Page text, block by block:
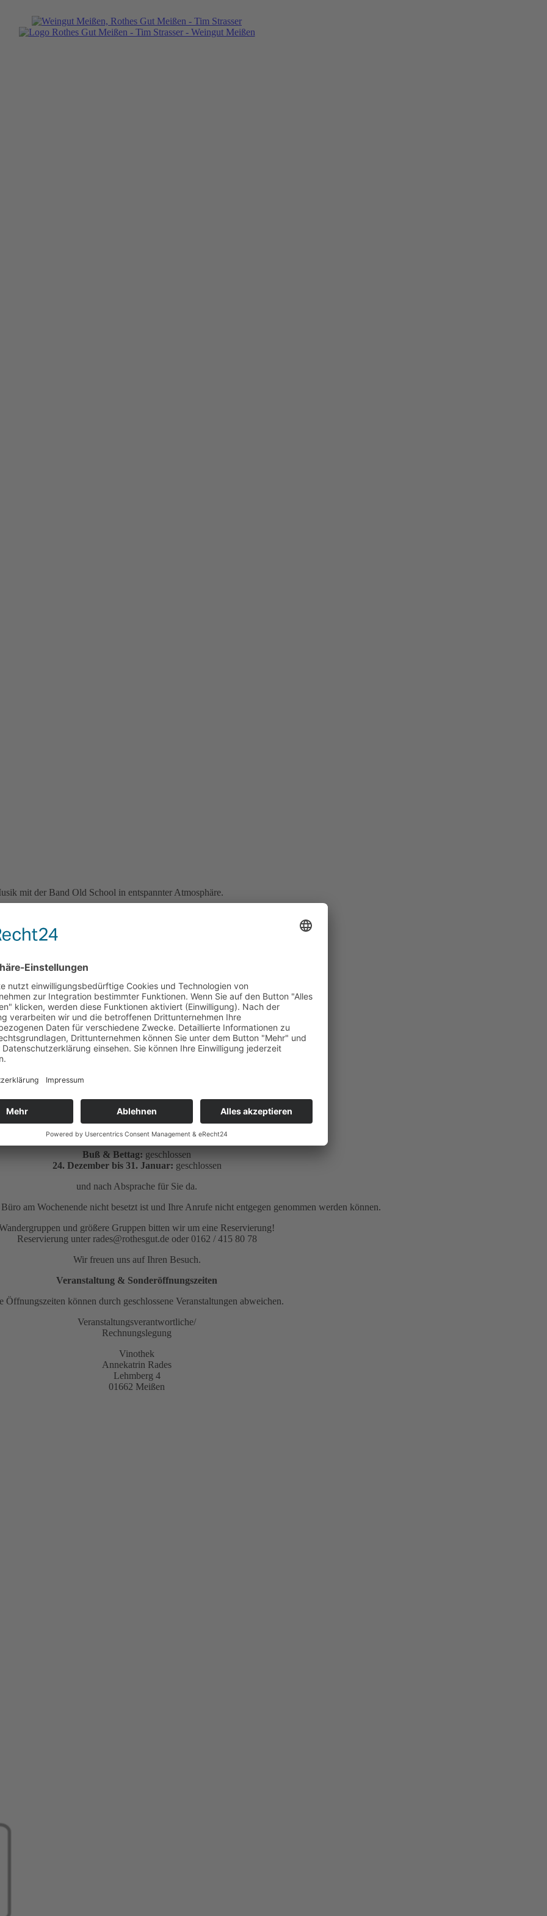
mit der Band Old School in entspannter Atmosphäre.
auch Familien mit Kindern .
gesorgt.
Mo.:10:00 – 16:00 Uhr
Di. – Mi.:geschlossen
Do. – Sa.:10:00 – 16:00 Uhr
So. & Feiertag:11:00 – 16:00 Uhr
Buß & Bettag: geschlossen
24. Dezember bis 31. Januar: geschlossen
und nach Absprache für Sie da.
Büro am Wochenende nicht besetzt ist und Ihre Anrufe nicht entgegen genommen werden können.
und größere Gruppen bitten wir um eine Reservierung!
Reservierung unter rades@rothesgut.de oder 0162 / 415 80 78
Wir freuen uns auf Ihren Besuch.
Veranstaltung & Sonderöffnungszeiten
Öffnungszeiten können durch geschlossene Veranstaltungen abweichen.
Veranstaltungsverantwortliche/
Rechnungslegung
Vinothek
Annekatrin Rades
Lehmberg 4
01662 Meißen